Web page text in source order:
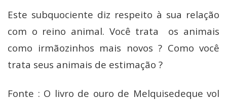
Este subquociente diz respeito à sua relação
com o reino animal. Você trata os animais
como irmãozinhos mais novos ? Como você
trata seus animais de estimação ?
Fonte : O livro de ouro de Melquisedeque vol